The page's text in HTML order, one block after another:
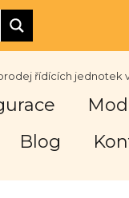
řídících jednotek
Blog